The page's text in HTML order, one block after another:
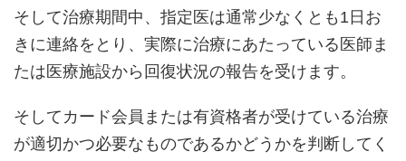
そして治療期間中、指定医は通常少なくとも1日お
きに連絡をとり、実際に治療にあたっている医師ま
たは医療施設から回復状況の報告を受けます。
そしてカード会員または有資格者が受けている治療
が適切かつ必要なものであるかどうかを判断してく